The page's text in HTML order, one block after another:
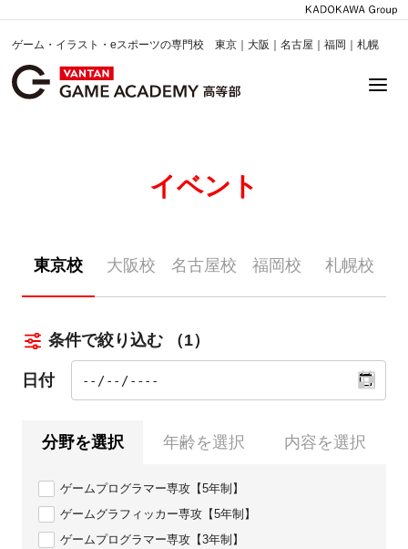
ゲーム・イラスト・eスポーツの専門校 東京｜大阪｜名古屋｜福岡｜札幌
イベント
東京校 大阪校 名古屋校 福岡校 札幌校
条件で絞り込む （1）
日付
分野を選択 年齢を選択 内容を選択
ゲームプログラマー専攻【5年制】
ゲームグラフィッカー専攻【5年制】
ゲームプログラマー専攻【3年制】